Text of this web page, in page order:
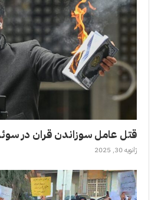
قتل عامل سوزاندن قران در
ژانویه 30, 2025